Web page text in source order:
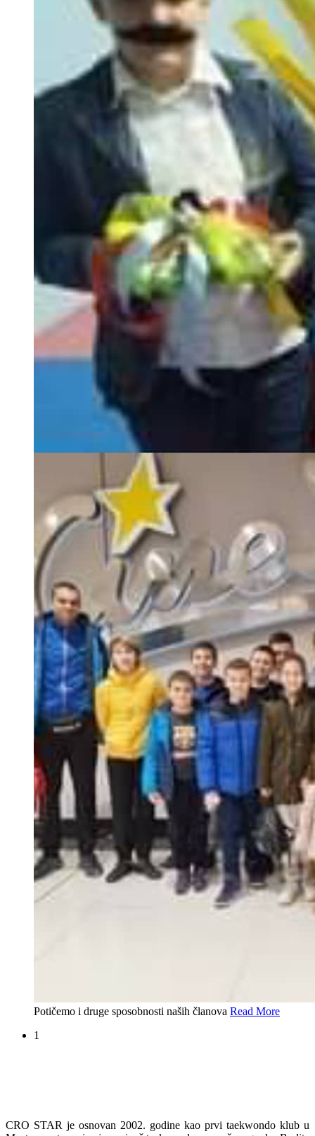
Potičemo i druge sposobnosti naših članova Read More
1
CRO STAR je osnovan 2002. godine kao prvi taekwondo klub u